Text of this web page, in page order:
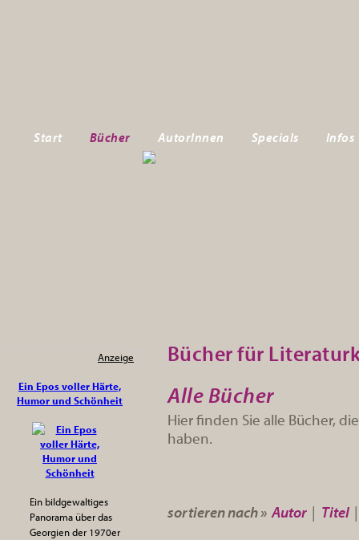
Start Bücher AutorInnen Specials Infos
Bücher für
Alle Bücher
Hier finden Sie alle Bücher,
haben.
sortieren nach »Autor | Titel
Anzeige
Ein Epos voller Härte,
Humor und Schönheit
Ein bildgewaltiges
Panorama über das
Georgien der 1970er